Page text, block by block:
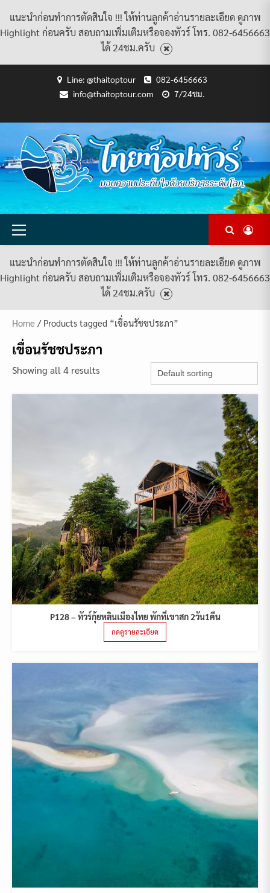
แนะนำก่อนทำการตัดสินใจ !!! ให้ท่านลูกค้าอ่านรายละเอียด ดูภาพ
Highlight ก่อนครับ สอบถามเพิ่มเติมหรือจองทัวร์ โทร. 082-6456663
ได้ 24ชม.ครับ
Line: @thaitoptour
082-6456663
info@thaitoptour.com
7/24ชม.
ACCOUNT
POLICY
AND
CONDITIONS
แพ็คเกจ
ทัวร์
ทั้งหมด
สู่
ไทย
ท็อป
ทัวร์
เราทั้งหมด
Primary
แนะนำก่อนทำการตัดสินใจ !!! ให้ท่านลูกค้าอ่านรายละเอียด ดูภาพ
Highlight ก่อนครับ สอบถามเพิ่มเติมหรือจองทัวร์ โทร. 082-6456663
ได้ 24ชม.ครับ
Home / Products tagged “เขื่อนรัชชประภา”
เขื่อนรัชชประภา
Showing all 4 results
P128 – ทัวร์กุ้ยหลินเมืองไทย พักที่เขาสก 2วัน1คืน
กดดูรายละเอียด